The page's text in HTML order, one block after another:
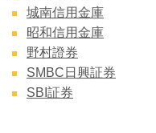
城南信用金庫
昭和信用金庫
野村證券
SMBC日興証券
SBI証券